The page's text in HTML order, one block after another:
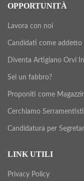
OPPORTUNITÀ
Lavora con noi
Candidati come addetto
Diventa Artigiano Orvi
Sei un fabbro?
Proponiti come
Cerchiamo Serramentisti
Candidatura per
LINK UTILI
Privacy Policy